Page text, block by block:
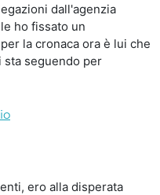
dall'agenzia
ho fissato un
la cronaca ora è lui che
sta seguendo per
ero alla disperata